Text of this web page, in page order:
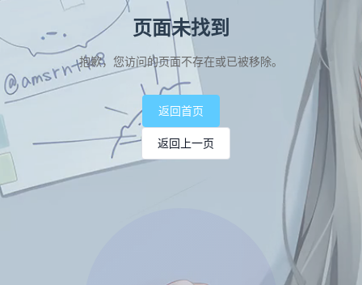
页面未找到
抱歉，您访问的页面不存在或已被移除。
返回首页
返回上一页